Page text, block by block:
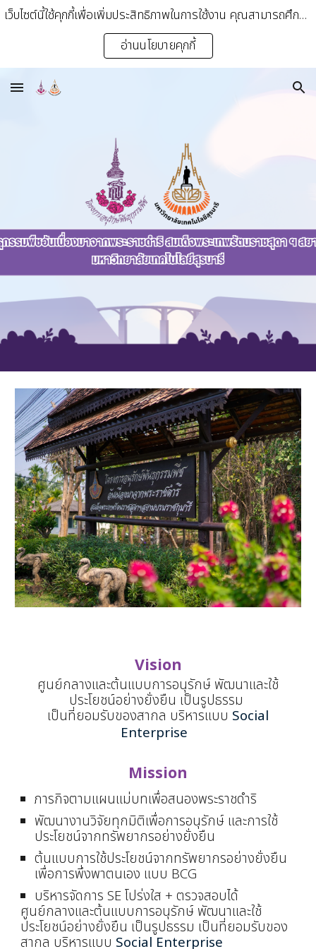
Skip to main content Skip to navigation
เว็บไซต์นี้ใช้คุกกี้เพื่อเพิ่มประสิทธิภาพในการใช้งาน คุณสามารถศึกษารายละเอียดเพิ่มเติมได้ที่นโยบายคุ้มครองข้อมูลส่วนบุคคลและนโยบายคุกกี้ของเรา
อ่านนโยบายคุกกี้
Vision
ศูนย์กลางและต้นแบบการอนุรักษ์ พัฒนาและใช้
ประโยชน์อย่างยั่งยืน เป็นรูปธรรม
เป็นที่ยอมรับของสากล บริหารแบบ Social
Enterprise
Mission
ภารกิจตามแผนแม่บทเพื่อสนองพระราชดำริ
พัฒนางานวิจัยทุกมิติเพื่อการอนุรักษ์ และการใช้
ประโยชน์จากทรัพยากรอย่างยั่งยืน
ต้นแบบการใช้ประโยชน์จากทรัพยากรอย่างยั่งยืน
เพื่อการพึ่งพาตนเอง แบบ BCG
บริหารจัดการ SE โปร่งใส + ตรวจสอบได้
ศูนย์กลางและต้นแบบการอนุรักษ์ พัฒนาและใช้
ประโยชน์อย่างยั่งยืน เป็นรูปธรรม เป็นที่ยอมรับของ
สากล บริหารแบบ Social Enterprise